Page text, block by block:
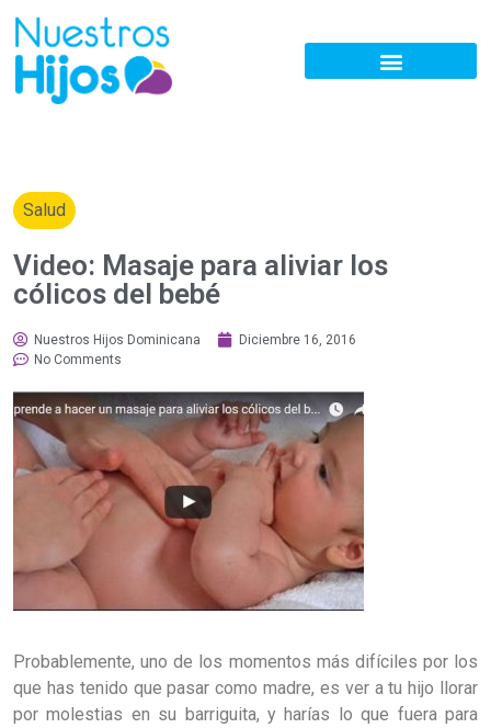
Salud
Video: Masaje para aliviar los
cólicos del bebé
Nuestros Hijos Dominicana
Diciembre 16, 2016
No Comments
Probablemente, uno de los momentos más difíciles por los
que has tenido que pasar como madre, es ver a tu hijo llorar
por molestias en su barriguita, y harías lo que fuera para